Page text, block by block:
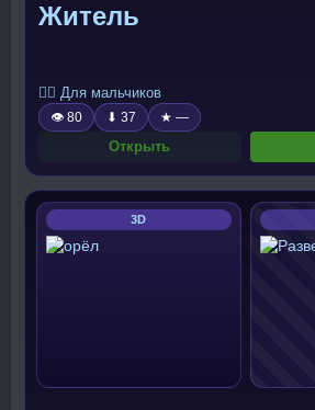
Житель
🧍‍♂️ Для мальчиков
👁 80 ⬇ 37 ★ —
Открыть
3D